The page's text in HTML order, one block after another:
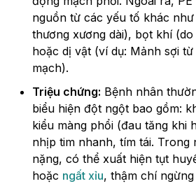
nguồn từ các yếu tố khác
thương xương dài), bọt khí
hoặc dị vật (ví dụ: Mảnh sợi
mạch).
Triệu chứng: Bệnh nhân
biểu hiện đột ngột bao gồm:
kiểu màng phổi (đau tăng khi
nhịp tim nhanh, tím tái. Trong
nặng, có thể xuất hiện tụt
hoặc ngất xỉu, thậm chí